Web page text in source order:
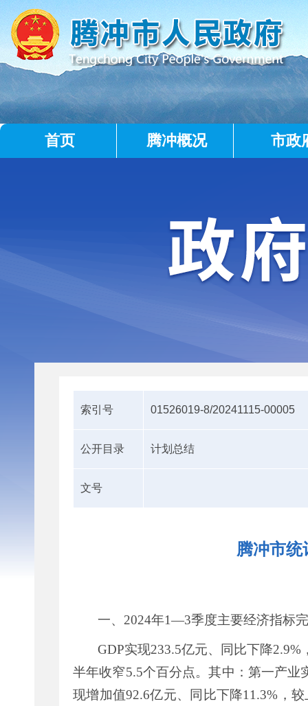
首页 腾冲概况 市政
索引号 01526019-8/20241115-00005
公开目录 计划总结
文号
腾冲市统
一、 2024年1—3季度主要经济指标
GDP实现233.5亿元、同比下降2.9%
半年收窄5.5个百分点。其中：第一产业
现增加值92.6亿元、同比下降11.3% ，